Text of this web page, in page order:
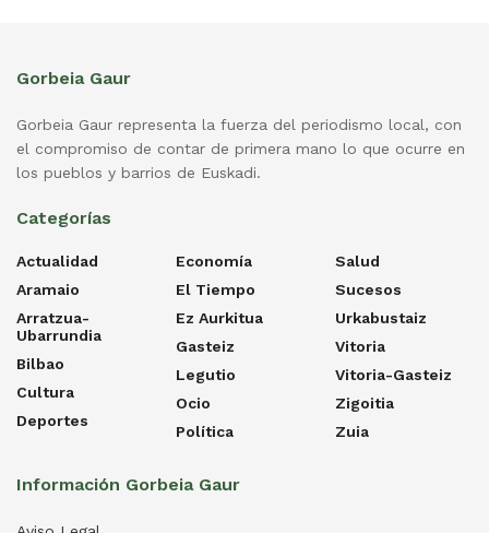
Gorbeia Gaur
Gorbeia Gaur representa la fuerza del periodismo local, con
el compromiso de contar de primera mano lo que ocurre en
los pueblos y barrios de Euskadi.
Categorías
Actualidad
Aramaio
Arratzua-
Ubarrundia
Bilbao
Cultura
Deportes
Economía
El Tiempo
Ez Aurkitua
Gasteiz
Legutio
Ocio
Política
Salud
Sucesos
Urkabustaiz
Vitoria
Vitoria-Gasteiz
Zigoitia
Zuia
Información Gorbeia Gaur